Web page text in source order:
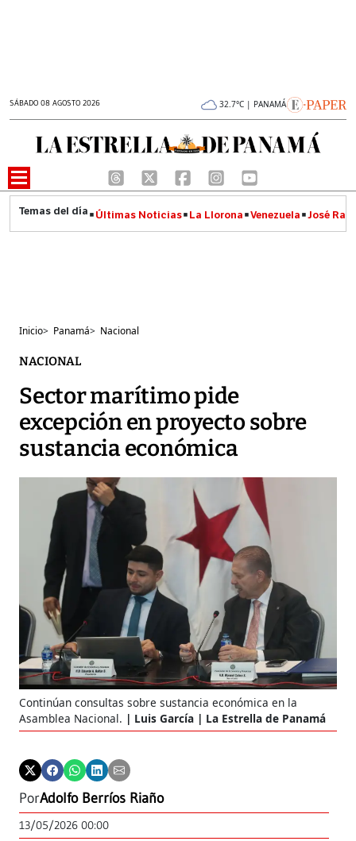
SÁBADO 08 AGOSTO 2026 32.7°C | PANAMÁ
Últimas Noticias La Llorona Venezuela José
Inicio> Panamá> Nacional
NACIONAL
Sector marítimo pide
excepción en proyecto sobre
sustancia económica
Continúan consultas sobre sustancia económica en la
Asamblea Nacional.
Luis García | La Estrella de Panamá
PorAdolfo Berríos Riaño
13/05/2026 00:00